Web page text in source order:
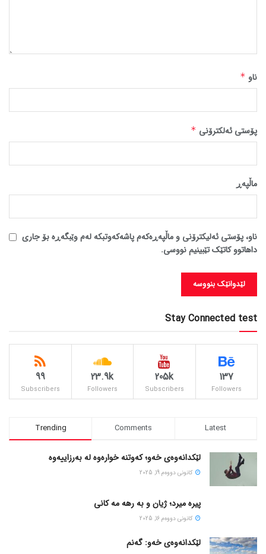
ناو *
پۆستی ئەلکترۆنی *
ماڵپه‌ڕ
ناو، پۆستی ئەلیکترۆنی و ماڵپەڕەکەم پاشەکەوتبکە لەم وێبگەڕە بۆ جاری
داهاتوو کاتێک تێبینیم نووسی.
Stay Connected test
137
Followers
205k
Subscribers
23.9k
Followers
99
Subscribers
Trending Comments Latest
لێکدانەوەی خەو؛ کەوتنە خوارەوە لە بەرزاییەوە
كانونی دووه‌م 19, 2025
پیره میرد؛ ژیان و به رهه مه کانی
كانونی دووه‌م 16, 2025
لێکدانەوەی خەو: گەنم